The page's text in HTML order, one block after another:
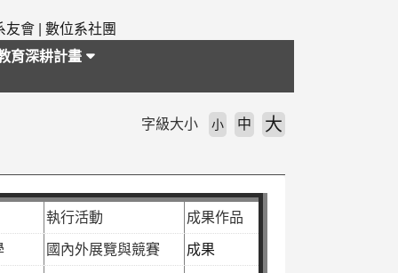
友會
數位系社團
育深耕計畫
字級大小 小 中 大
執行活動 成果作品
國內外展覽與競賽 成果